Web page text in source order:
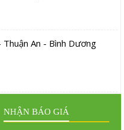
An - Bình Dương
NHẬN BÁO GIÁ